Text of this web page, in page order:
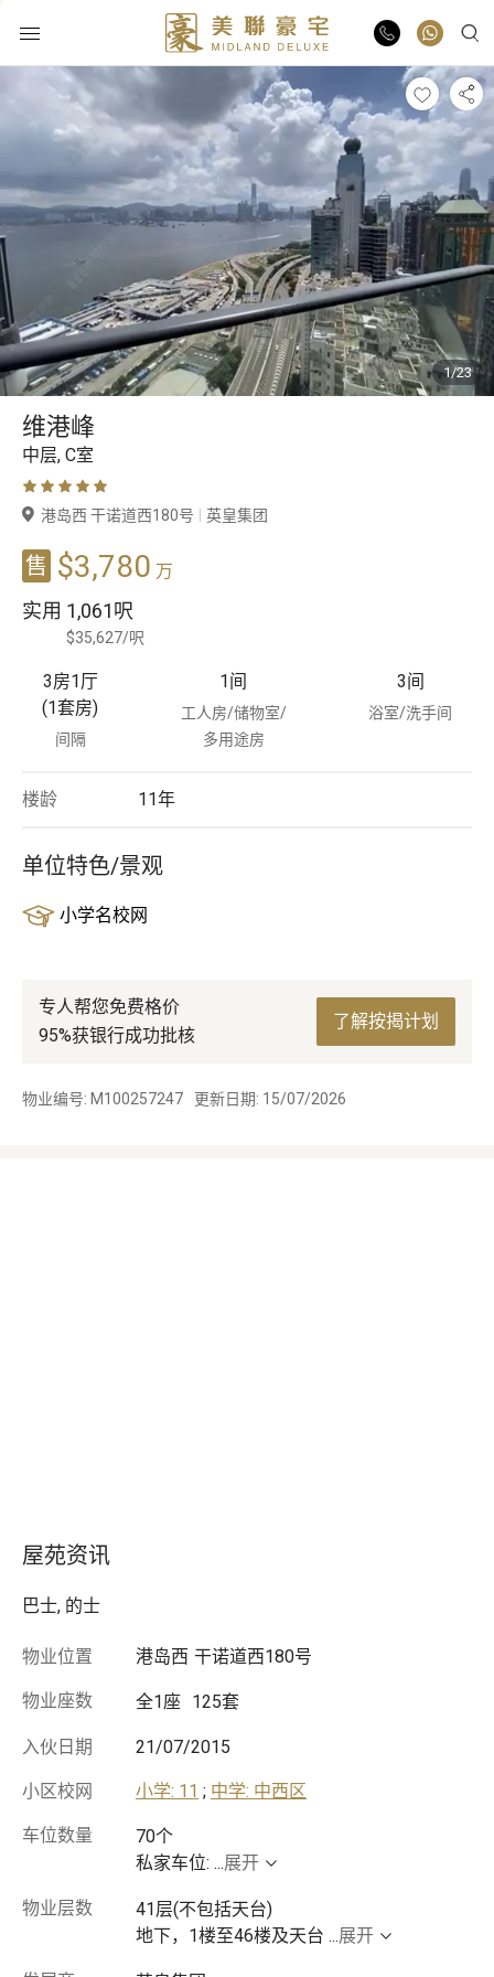
物业出售
物业出租
豪宅报告
豪宅资讯
更多楼盘
豪宅专家
豪宅分行
1/23
维港峰
中层, C室
港岛西 干诺道西180号 英皇集团
售 $3,780 万
实用 1,061呎
$35,627/呎
3房1厅
(1套房)
间隔
1间
工人房/储物室/
多用途房
3间
浴室/洗手间
楼龄 11年
单位特色/景观
小学名校网
专人帮您免费格价
95%获银行成功批核
了解按揭计划
物业编号: M100257247 更新日期: 15/07/2026
屋苑资讯
巴士, 的士
物业位置 港岛西 干诺道西180号
物业座数 全1座 125套
入伙日期 21/07/2015
小区校网 小学: 11 ; 中学: 中西区
车位数量
70个
私家车位: ...展开
物业层数
41层(不包括天台)
地下，1楼至46楼及天台 ...展开